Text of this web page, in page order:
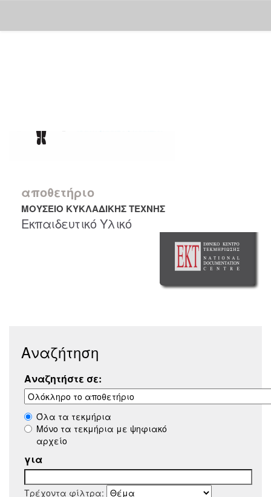
αποθετήριο
ΜΟΥΣΕΙΟ ΚΥΚΛΑΔΙΚΗΣ ΤΕΧΝΗΣ
Εκπαιδευτικό Υλικό
Αναζήτηση
Αναζητήστε σε:
Όλα τα τεκμήρια
Μόνο τα τεκμήρια με ψηφιακό
αρχείο
για
Τρέχοντα φίλτρα: